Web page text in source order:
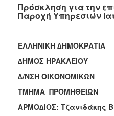
2022
2020
2019
2018
2017
2016
Πρόσκληση για την
Παροχή Υπηρεσιών
ΕΛΛΗΝΙΚΗ ∆ΗΜΟΚΡΑΤΙΑ
∆ΗΜΟΣ ΗΡΑΚΛΕΙΟΥ
∆/ΝΣΗ ΟΙΚΟΝΟΜΙΚΩΝ
ΤΜΗΜΑ ΠΡΟΜΗΘΕΙΩΝ
ΑΡΜΟ∆ΙΟΣ: Τζανιδάκης